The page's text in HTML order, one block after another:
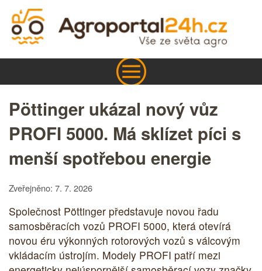
Pöttinger ukázal nový vůz
PROFI 5000. Má sklízet píci s
menší spotřebou energie
Zveřejněno: 7. 7. 2026
Společnost Pöttinger představuje novou řadu
samosběracích vozů PROFI 5000, která otevírá
novou éru výkonných rotorových vozů s válcovým
vkládacím ústrojím. Modely PROFI patří mezi